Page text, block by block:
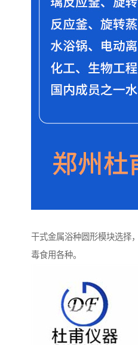
干式金属浴种圆形模块选择
毒食用各种。